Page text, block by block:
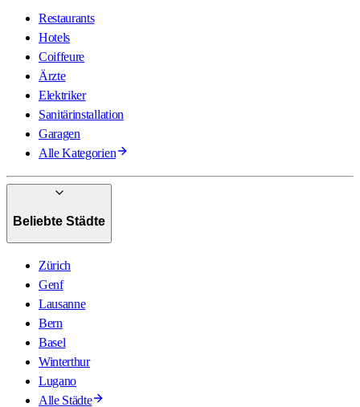
Restaurants
Hotels
Coiffeure
Ärzte
Elektriker
Sanitärinstallation
Garagen
Alle Kategorien
Beliebte Städte
Zürich
Genf
Lausanne
Bern
Basel
Winterthur
Lugano
Alle Städte